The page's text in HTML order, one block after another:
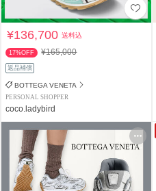
¥136,700送料込
17%OFF ¥165,000
返品補償
BOTTEGA VENETA
PERSONAL SHOPPER
coco.ladybird